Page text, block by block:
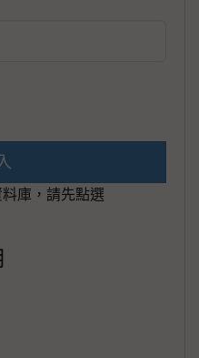
庫，請先點選